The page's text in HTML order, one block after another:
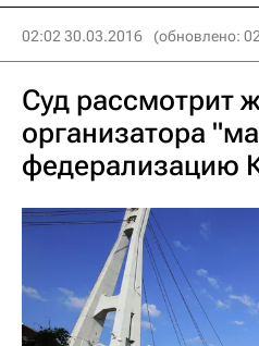
02:02 30.03.2016 (обновлено:
Суд рассмотрит
организатора
федерализацию